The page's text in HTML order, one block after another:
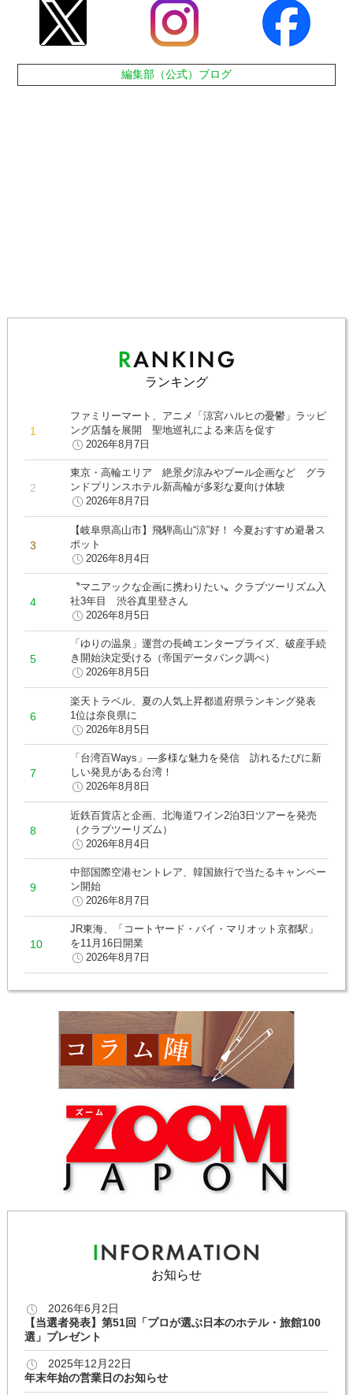
編集部（公式）ブログ
ランキング
ファミリーマート、アニメ「涼宮ハルヒの憂鬱」ラッピ
ング店舗を展開 聖地巡礼による来店を促す
2026年8月7日
東京・高輪エリア 絶景夕涼みやプール企画など グラ
ンドプリンスホテル新高輪が多彩な夏向け体験
2026年8月7日
【岐阜県高山市】飛騨高山“涼”好！ 今夏おすすめ避暑ス
ポット
2026年8月4日
〝マニアックな企画に携わりたい〟クラブツーリズム入
社3年目 渋谷真里登さん
2026年8月5日
「ゆりの温泉」運営の長崎エンタープライズ、破産手続
き開始決定受ける（帝国データバンク調べ）
2026年8月5日
楽天トラベル、夏の人気上昇都道府県ランキング発表
1位は奈良県に
2026年8月5日
「台湾百Ways」―多様な魅力を発信 訪れるたびに新
しい発見がある台湾！
2026年8月8日
近鉄百貨店と企画、北海道ワイン2泊3日ツアーを発売
（クラブツーリズム）
2026年8月4日
中部国際空港セントレア、韓国旅行で当たるキャンペー
ン開始
2026年8月7日
JR東海、「コートヤード・バイ・マリオット京都駅」
を11月16日開業
2026年8月7日
お知らせ
2026年6月2日
【当選者発表】第51回「プロが選ぶ日本のホテル・旅館100
選」プレゼント
2025年12月22日
年末年始の営業日のお知らせ